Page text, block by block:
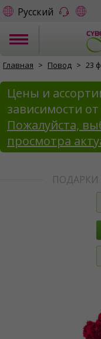
Русский
Главная Повод 23
Цены и
зависимости
Пожалуйста,
просмотра
ПОДАРКИ